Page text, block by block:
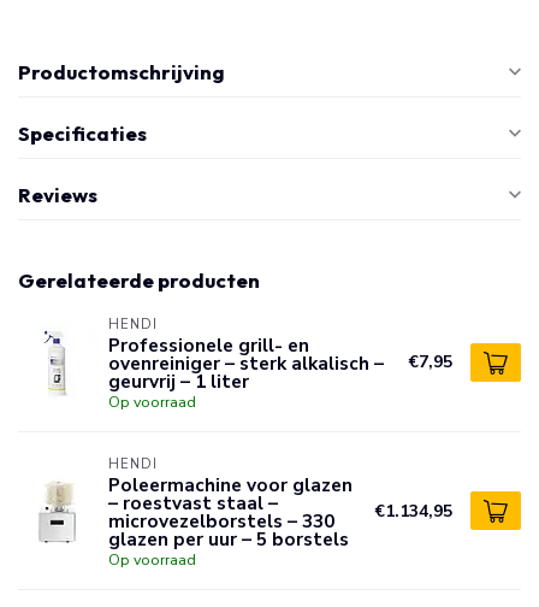
Productomschrijving
Specificaties
Reviews
Gerelateerde producten
HENDI
Professionele grill- en
ovenreiniger – sterk alkalisch –
geurvrij – 1 liter
Op voorraad
€7,95
HENDI
Poleermachine voor glazen
– roestvast staal –
microvezelborstels – 330
glazen per uur – 5 borstels
Op voorraad
€1.134,95